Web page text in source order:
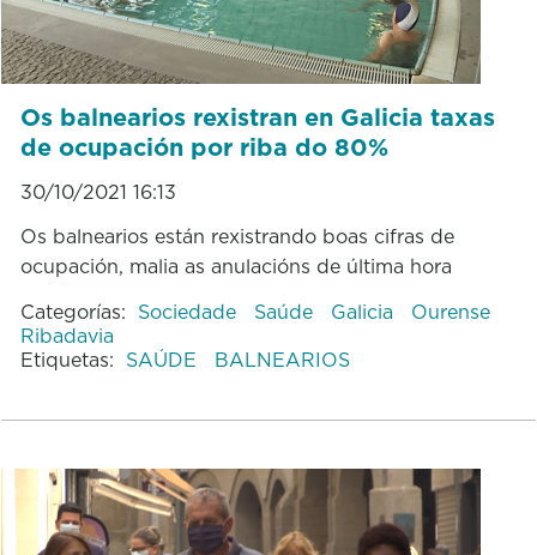
Os balnearios rexistran en Galicia taxas
de ocupación por riba do 80%
30/10/2021 16:13
Os balnearios están rexistrando boas cifras de
ocupación, malia as anulacións de última hora
Categorías: Sociedade Saúde Galicia
Ourense
Ribadavia
Etiquetas: SAÚDE BALNEARIOS